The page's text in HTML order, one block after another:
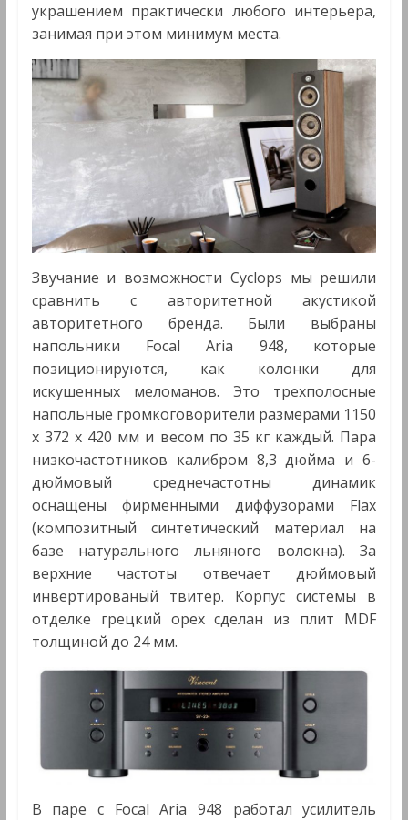
украшением практически любого интерьера,
занимая при этом минимум места.
Звучание и возможности Cyclops мы решили
сравнить с авторитетной акустикой
авторитетного бренда. Были выбраны
напольники Focal Aria 948, которые
позиционируются, как колонки для
искушенных меломанов. Это трехполосные
напольные громкоговорители размерами 1150
x 372 x 420 мм и весом по 35 кг каждый. Пара
низкочастотников калибром 8,3 дюйма и 6-
дюймовый среднечастотны динамик
оснащены фирменными диффузорами Flax
(композитный синтетический материал на
базе натурального льняного волокна). За
верхние частоты отвечает дюймовый
инвертированый твитер. Корпус системы в
отделке грецкий орех сделан из плит MDF
толщиной до 24 мм.
В паре с Focal Aria 948 работал усилитель